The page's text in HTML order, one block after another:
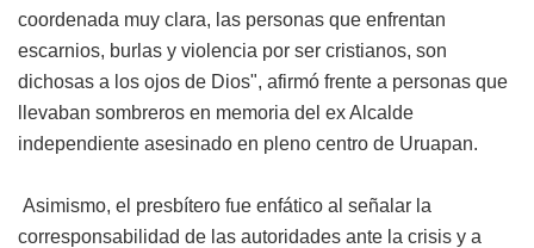
coordenada muy clara, las personas que enfrentan
escarnios, burlas y violencia por ser cristianos, son
dichosas a los ojos de Dios", afirmó frente a personas que
llevaban sombreros en memoria del ex Alcalde
independiente asesinado en pleno centro de Uruapan.
Asimismo, el presbítero fue enfático al señalar la
corresponsabilidad de las autoridades ante la crisis y a